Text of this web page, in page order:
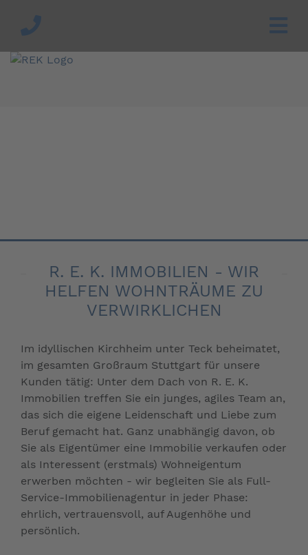
R. E. K. IMMOBILIEN - WIR
HELFEN WOHNTRÄUME ZU
VERWIRKLICHEN
Im idyllischen Kirchheim unter Teck beheimatet,
im gesamten Großraum Stuttgart für unsere
Kunden tätig: Unter dem Dach von R. E. K.
Immobilien treffen Sie ein junges, agiles Team an,
das sich die eigene Leidenschaft und Liebe zum
Beruf gemacht hat. Ganz unabhängig davon, ob
Sie als Eigentümer eine Immobilie verkaufen oder
als Interessent (erstmals) Wohneigentum
erwerben möchten - wir begleiten Sie als Full-
Service-Immobilienagentur in jeder Phase:
ehrlich, vertrauensvoll, auf Augenhöhe und
persönlich.